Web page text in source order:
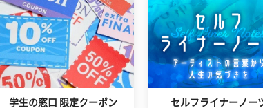
学生の窓口 限定クーポン セルフライナーノー